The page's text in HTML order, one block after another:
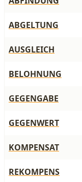
ABGELTUNG
AUSGLEICH
BELOHNUNG
GEGENGABE
GEGENWERT
KOMPENSAT
REKOMPENS